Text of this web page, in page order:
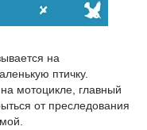
на
птичку.
мотоцикле, главный
от преследования